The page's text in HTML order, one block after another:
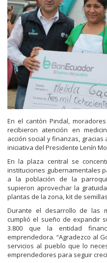
En el cantón Pindal,
recibieron atención en
acción social y finanzas, gracias
iniciativa del Presidente Lenín
En la plaza central se
instituciones gubernamentales
a la población de la
supieron aprovechar la
plantas de la zona, kit de
Durante el desarrollo de las
cumplió el sueño de expandir
3.800 que la entidad
emprendedora. “Agradezco al
servicios al pueblo que lo
emprendedores para seguir